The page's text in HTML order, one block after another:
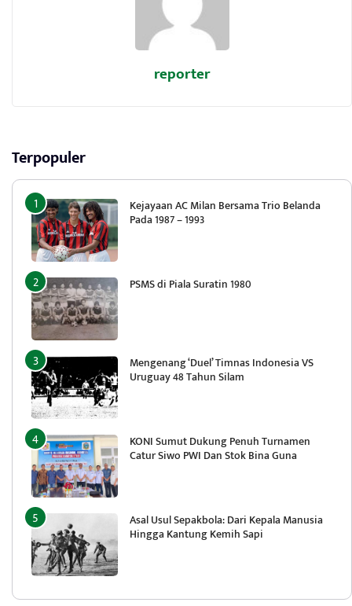
reporter
Terpopuler
Kejayaan AC Milan Bersama Trio Belanda
Pada 1987 – 1993
PSMS di Piala Suratin 1980
Mengenang ‘Duel’ Timnas Indonesia VS
Uruguay 48 Tahun Silam
KONI Sumut Dukung Penuh Turnamen
Catur Siwo PWI Dan Stok Bina Guna
Asal Usul Sepakbola: Dari Kepala Manusia
Hingga Kantung Kemih Sapi